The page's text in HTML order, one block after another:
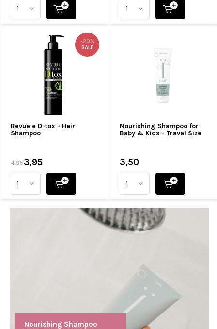
Revuele D-tox - Hair
Shampoo
-20%
SALE
4,953,95
Nourishing Shampoo for
Baby & Kids - Travel Size
3,50
Nourishing Shampoo